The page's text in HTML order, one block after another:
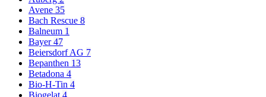
Avene 35
Bach Rescue 8
Balneum 1
Bayer47
Beiersdorf AG 7
Bepanthen 13
Betadona 4
Bio-H-Tin 4
Biogelat 4